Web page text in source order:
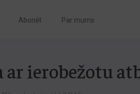
Abonēt Par mums
ar ierobežotu